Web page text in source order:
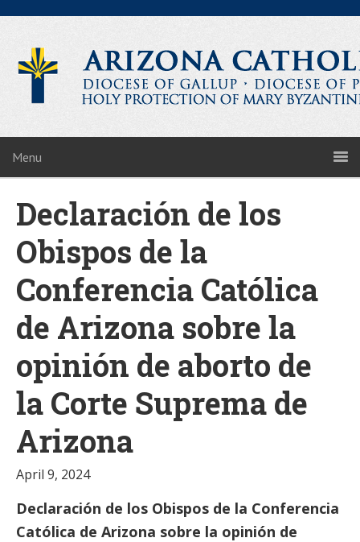
Menu
Declaración de los
Obispos de la
Conferencia Católica
de Arizona sobre la
opinión de aborto de
la Corte Suprema de
Arizona
April 9, 2024
Declaración de los Obispos de la Conferencia
Católica de Arizona sobre la opinión de